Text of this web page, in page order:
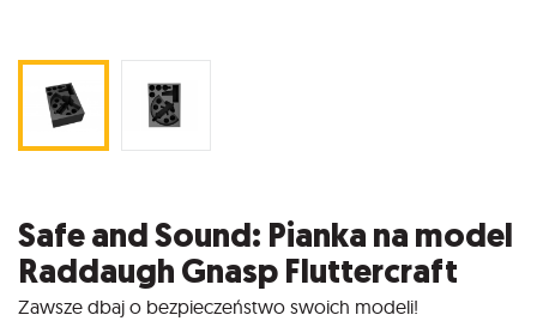
Safe and Sound: Pianka na model
Raddaugh Gnasp Fluttercraft
Zawsze dbaj o bezpieczeństwo swoich modeli!